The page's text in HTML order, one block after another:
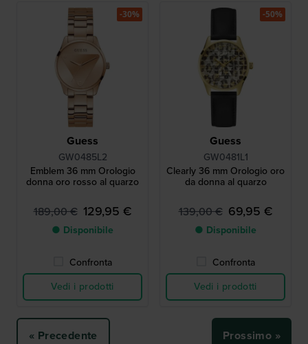
Guess
GW0485L2
Emblem 36 mm Orologio
donna oro rosso al quarzo
189,00 € 129,95 €
● Disponibile
Confronta
Vedi i prodotti
-30%
Guess
GW0481L1
Clearly 36 mm Orologio oro
da donna al quarzo
139,00 € 69,95 €
● Disponibile
Confronta
Vedi i prodotti
-50%
« Precedente Prossimo »